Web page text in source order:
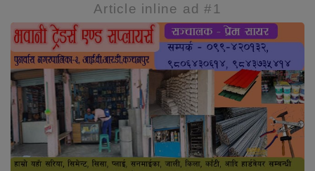
Article inline ad #1